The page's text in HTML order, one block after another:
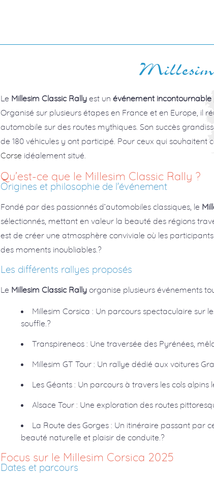
Le Millesim Classic Rally est unévénement incontournable
Organisé sur plusieurs étapes en France et en Europe, il
automobile sur des routes mythiques. Son succès
de 180 véhicules y ont participé. Pour ceux qui
Corse idéalement situé.
Qu’est-ce que le Millesim Classic Rally ?
Origines et philosophie de l’événement
Fondé par des passionnés d’automobiles classiques, le
sélectionnés, mettant en valeur la beauté des régions
est de créer une atmosphère conviviale où les
des moments inoubliables.?
Les différents rallyes proposés
Le Millesim Classic Rally organise plusieurs événements
Millesim Corsica : Un parcours spectaculaire sur
souffle.?
Transpireneos : Une traversée des Pyrénées,
Millesim GT Tour : Un rallye dédié aux voitures
Les Géants : Un parcours à travers les cols
Alsace Tour : Une exploration des routes
La Route des Gorges : Un itinéraire passant par
beauté naturelle et plaisir de conduite.?
Focus sur le Millesim Corsica 2025
Dates et parcours